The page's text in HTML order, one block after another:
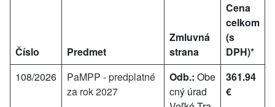
Číslo Predmet
Zmluvná
strana
Cena
celkom
(s
DPH)*
108/2026
PaMPP - predplatné
za rok 2027
Odb.: Obe
cný úrad
361.94
€